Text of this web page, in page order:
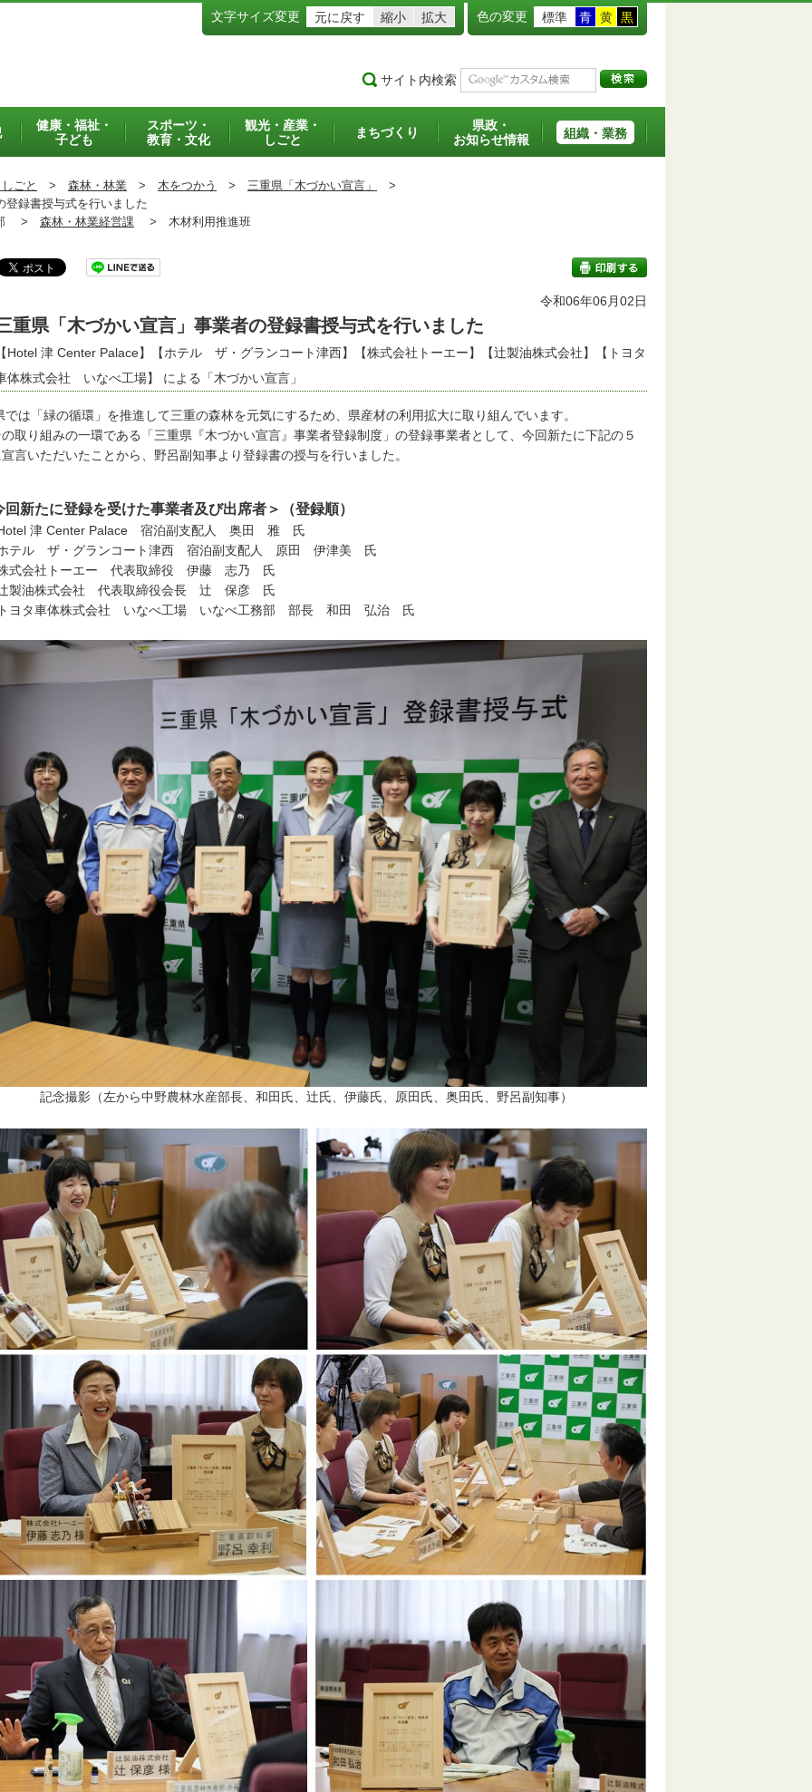
文字サイズ変更 元に戻す 縮小 拡大 色の変更 標準 青 黄 黒
サイト内検索
健康・福祉・
子ども
スポーツ・
教育・文化
観光・産業・
しごと
まちづくり
県政・
お知らせ情報
組織・業務
ごと > 森林・林業 > 木をつかう > 三重県「木づかい宣言」
>
録書授与式を行いました
>
森林・林業経営課 > 木材利用推進班
令和06年06月02日
重県「木づかい宣言」事業者の登録書授与式を行いました
Hotel 津 Center Palace】【ホテル ザ・グランコート津西】【株式会社トーエー】【辻製油株式会社】【トヨタ
体株式会社 いなべ工場】 による「木づかい宣言」
「緑の循環」を推進して三重の森林を元気にするため、県産材の利用拡大に取り組んでいます。
取り組みの一環である「三重県『木づかい宣言』事業者登録制度」の登録事業者として、今回新たに下記の５
言いただいたことから、野呂副知事より登録書の授与を行いました。
回新たに登録を受けた事業者及び出席者＞（登録順）
津 Center Palace 宿泊副支配人 奥田 雅 氏
テル ザ・グランコート津西 宿泊副支配人 原田 伊津美 氏
式会社トーエー 代表取締役 伊藤 志乃 氏
製油株式会社 代表取締役会長 辻 保彦 氏
ヨタ車体株式会社 いなべ工場 いなべ工務部 部長 和田 弘治 氏
撮影（左から中野農林水産部長、和田氏、辻氏、伊藤氏、原田氏、奥田氏、野呂副知事）